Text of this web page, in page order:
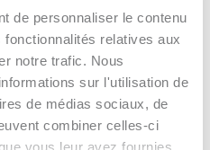
de personnaliser le contenu
relatives aux
notre trafic. Nous
sur l'utilisation de
de médias sociaux, de
combiner celles-ci
vous leur avez fournies
interaktive
Apéro in